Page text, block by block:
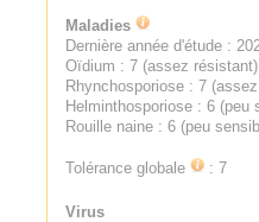
Maladies
Dernière année d'étude :
Oïdium : 7 (assez résistant)
Rhynchosporiose : 7
Helminthosporiose : 6 (peu
Rouille naine : 6 (peu
Tolérance globale : 7
Virus